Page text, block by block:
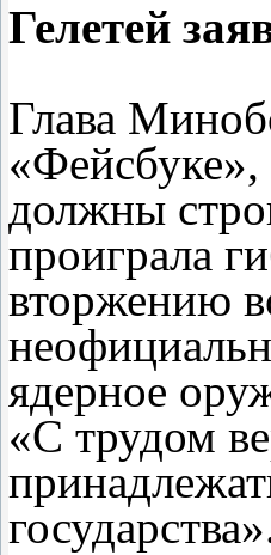
Гелетей
Глава
должны
проиграла
вторжению
ядерное
«С трудом